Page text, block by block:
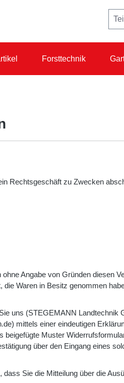
Forsttechnik
Rechtsgeschäft zu Zwecken
Angabe von Gründen diesen
Waren in Besitz genommen
uns (STEGEMANN
mittels einer eindeutigen
beigefügte Muster
über den Eingang eines
Sie die Mitteilung über die